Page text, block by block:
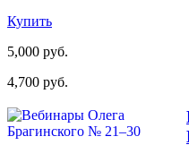
Купить
5,000 руб.
4,700 руб.